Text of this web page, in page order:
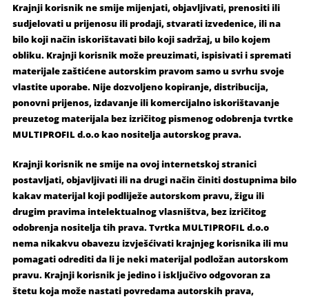
Krajnji korisnik ne smije mijenjati, objavljivati, prenositi ili
sudjelovati u prijenosu ili prodaji, stvarati izvedenice, ili na
bilo koji način iskorištavati bilo koji sadržaj, u bilo kojem
obliku. Krajnji korisnik može preuzimati, ispisivati i spremati
materijale zaštićene autorskim pravom samo u svrhu svoje
vlastite uporabe. Nije dozvoljeno kopiranje, distribucija,
ponovni prijenos, izdavanje ili komercijalno iskorištavanje
preuzetog materijala bez izričitog pismenog odobrenja tvrtke
MULTIPROFIL d.o.o kao nositelja autorskog prava.
Krajnji korisnik ne smije na ovoj internetskoj stranici
postavljati, objavljivati ili na drugi način činiti dostupnima bilo
kakav materijal koji podliježe autorskom pravu, žigu ili
drugim pravima intelektualnog vlasništva, bez izričitog
odobrenja nositelja tih prava. Tvrtka MULTIPROFIL d.o.o
nema nikakvu obavezu izvješćivati krajnjeg korisnika ili mu
pomagati odrediti da li je neki materijal podložan autorskom
pravu. Krajnji korisnik je jedino i isključivo odgovoran za
štetu koja može nastati povredama autorskih prava,